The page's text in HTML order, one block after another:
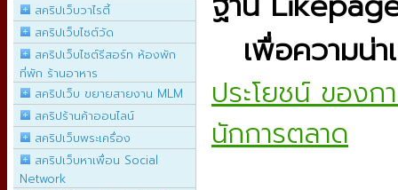
สคริปเว็บวาไรตี้
สคริปเว็บไซต์วัด
สคริปเว็บไซต์รีสอร์ท ห้องพัก
ที่พัก ร้านอาหาร
สคริปเว็บ ขยายสายงาน MLM
สคริปร้านค้าออนไลน์
สคริปเว็บพระเครื่อง
สคริปเว็บหาเพื่อน Social
Network
เพื่อความน่
ประโยชน์ ของ
นักการตลาด